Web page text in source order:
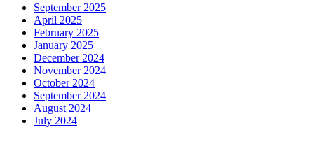
September 2025
April 2025
February 2025
January 2025
December 2024
November 2024
October 2024
September 2024
August 2024
July 2024